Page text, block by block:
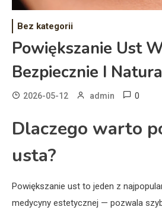
Bez kategorii
Powiększanie Ust
Bezpiecznie I
2026-05-12 admin 0
Dlaczego warto
usta?
Powiększanie ust to jeden z
medycyny estetycznej — pozwala